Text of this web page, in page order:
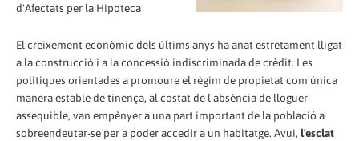
d'Afectats per la Hipoteca
El creixement econòmic dels últims anys ha anat estretament lligat
a la construcció i a la concessió indiscriminada de crèdit. Les
polítiques orientades a promoure el règim de propietat com única
manera estable de tinença, al costat de l'absència de lloguer
assequible, van empènyer a una part important de la població a
sobreendeutar-se per a poder accedir a un habitatge. Avui, l'esclat